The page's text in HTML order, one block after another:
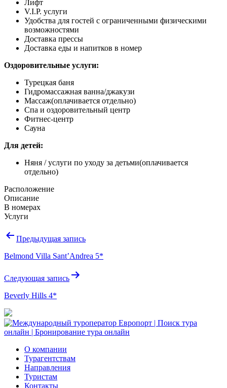
Лифт
V.I.P. услуги
Удобства для гостей с ограниченными физическими
возможностями
Доставка прессы
Доставка еды и напитков в номер
Оздоровительные услуги:
Турецкая баня
Гидромассажная ванна/джакузи
Массаж(оплачивается отдельно)
Спа и оздоровительный центр
Фитнес-центр
Сауна
Для детей:
Няня / услуги по уходу за детьми(оплачивается
отдельно)
Расположение
Описание
В номерах
Услуги
Навигация
записям
Предыдущая запись
Belmond Villa Sant’Andrea 5*
Следующая запись
Beverly Hills 4*
О компании
Турагентствам
Направления
Туристам
Контакты